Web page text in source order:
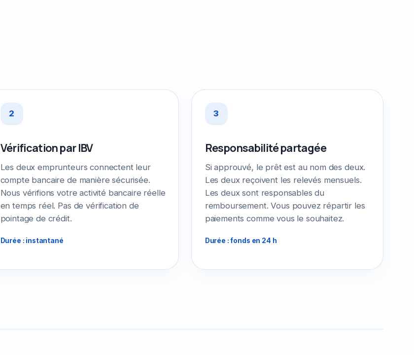
2
Vérification par IBV
Les deux emprunteurs connectent leur
compte bancaire de manière sécurisée.
Nous vérifions votre activité bancaire réelle
en temps réel. Pas de vérification de
pointage de crédit.
Durée : instantané
3
Responsabilité partagée
Si approuvé, le prêt est au nom des deux.
Les deux reçoivent les relevés mensuels.
Les deux sont responsables du
remboursement. Vous pouvez répartir les
paiements comme vous le souhaitez.
Durée : fonds en 24 h